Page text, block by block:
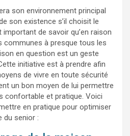
son environnement principal
son existence s’il choisit le
de savoir qu’en raison
communes à presque tous les
en question est un geste
initiative est à prendre afin
de vivre en toute sécurité
un bon moyen de lui permettre
confortable et pratique. Voici
en pratique pour optimiser
du senior :